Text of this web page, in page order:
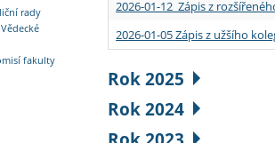
rady
fakulty
2026-01-12 Zápis z
2026-01-05 Zápis z užšího
Rok 2025
Rok 2024